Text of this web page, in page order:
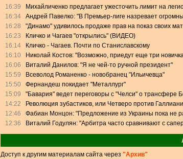
16:39
Михайличенко предлагает ужесточить лимит на
16:34
Андрей Павелко: "В Премьер-лиге назревает
16:28
"Динамо" удивилось продаже прав на показ своих
16:23
Кличко и Чагаев "открылись" (ВИДЕО)
16:14
Кличко - Чагаев. Почти по Станиславскому
16:10
Николай Костов: "Возможно, приедут еще три
16:06
Виталий Данилов: "Я не чей-то ручной президент"
15:59
Всеволод Романенко - новобранец "Ильичевца"
15:50
Фернандеш покидает "Металлург"
15:09
"Бавария" ведет переговоры с "Челси" о трансфере
14:22
Революция зубастиков, или Четверо против Галлиани
12:46
Фабиан Монцон: "Предложение из Украины пока не
12:36
Виталий Годулян: "Арбитра часто сравнивают с
Доступ к другим материалам сайта через "Архив"